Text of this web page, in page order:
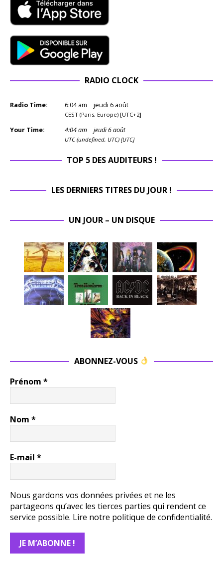
RADIO CLOCK
Radio Time: 6:04 am jeudi 6 août
CEST (Paris, Europe) [UTC+2]
Your Time: 4:04am jeudi 6 août
UTC (undefined, UTC) [UTC]
TOP 5 DES AUDITEURS !
LES DERNIERS TITRES DU JOUR !
UN JOUR – UN DISQUE
ABONNEZ-VOUS
Prénom *
Nom *
E-mail *
Nous gardons vos données privées et ne les
partageons qu’avec les tierces parties qui rendent ce
service possible. Lire notre politique de confidentialité.